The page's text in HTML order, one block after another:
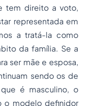
tem direito a voto,
representada em
a tratá-la como
da família. Se a
ser mãe e esposa,
sendo os de
é masculino, o
o modelo definidor